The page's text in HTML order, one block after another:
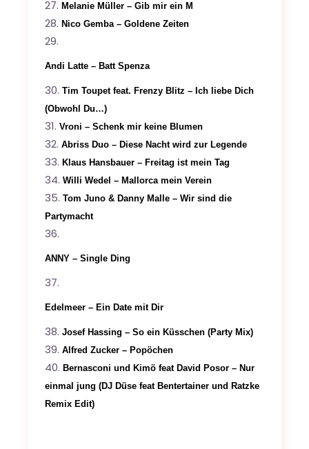
Melanie Müller – Gib mir ein M
Nico Gemba – Goldene Zeiten
Andi Latte – Batt Spenza
Tim Toupet feat. Frenzy Blitz – Ich liebe Dich
(Obwohl Du…)
Vroni – Schenk mir keine Blumen
Abriss Duo – Diese Nacht wird zur Legende
Klaus Hansbauer – Freitag ist mein Tag
Willi Wedel – Mallorca mein Verein
Tom Juno & Danny Malle – Wir sind die
Partymacht
ANNY – Single Ding
Edelmeer – Ein Date mit Dir
Josef Hassing – So ein Küsschen (Party Mix)
Alfred Zucker – Popöchen
Bernasconi und Kimö feat David Posor – Nur
einmal jung (DJ Düse feat Bentertainer und Ratzke
Remix Edit)